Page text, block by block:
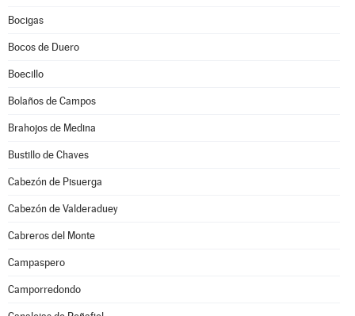
Bocigas
Bocos de Duero
Boecillo
Bolaños de Campos
Brahojos de Medina
Bustillo de Chaves
Cabezón de Pisuerga
Cabezón de Valderaduey
Cabreros del Monte
Campaspero
Camporredondo